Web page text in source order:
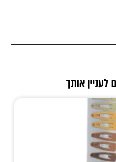
לעניין אותך